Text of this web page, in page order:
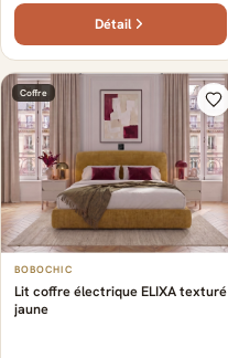
Détail
Coffre
BOBOCHIC
Lit coffre électrique ELIXA texturé
jaune